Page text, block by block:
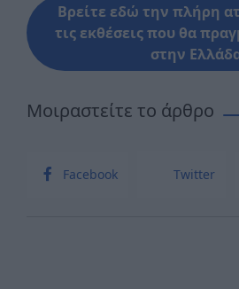
Βρείτε εδώ την πλήρη
τις εκθέσεις που θα
στην
Μοιραστείτε το άρθρο
Facebook Twitter